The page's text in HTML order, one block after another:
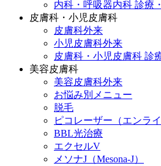
内科・呼吸器内科 診療
皮膚科・小児皮膚科
皮膚科外来
小児皮膚科外来
皮膚科・小児皮膚科 診
美容皮膚科
美容皮膚科外来
お悩み別メニュー
脱毛
ピコレーザー（エンライ
BBL光治療
エクセルV
メソナJ（Mesona-J）